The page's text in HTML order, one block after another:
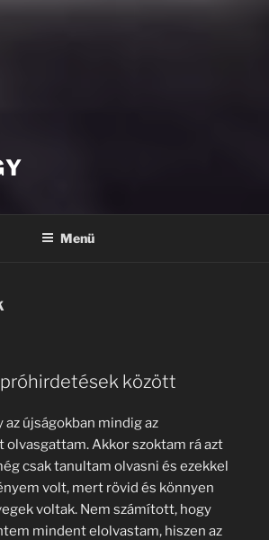
Menü
között
az újságokban mindig az
Akkor szoktam rá azt
csak tanultam olvasni és ezekkel
volt, mert rövid és könnyen
voltak. Nem számított, hogy
mindent elolvastam, hiszen az